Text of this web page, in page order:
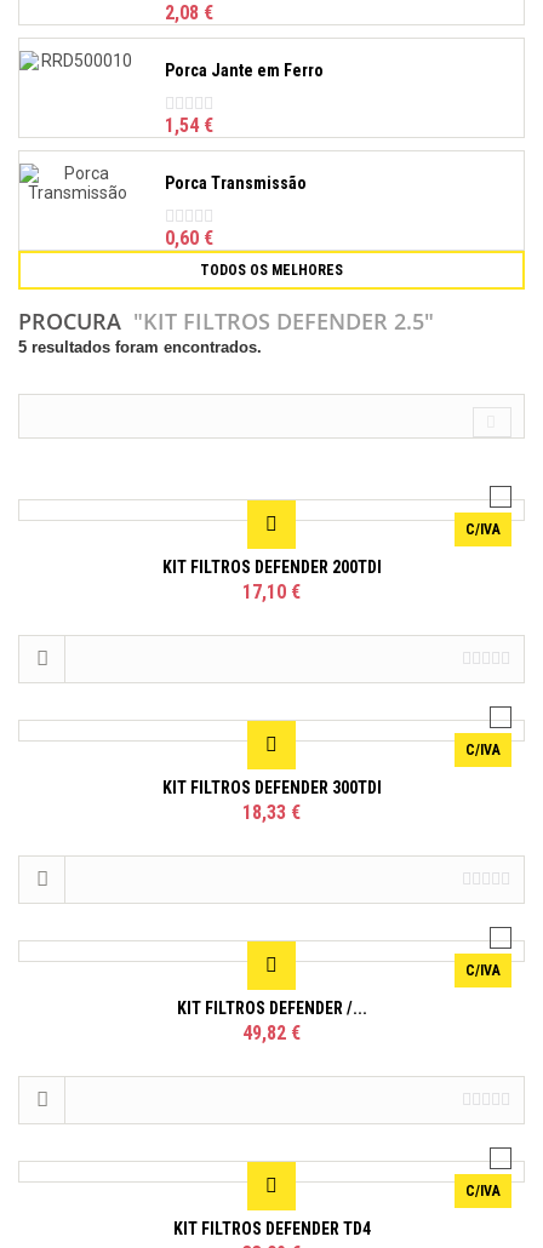
2,08 €
Porca Jante em Ferro
1,54 €
Porca Transmissão
0,60 €
TODOS OS MELHORES
PROCURA "KIT FILTROS DEFENDER 2.5"
5 resultados foram encontrados.
C/IVA
KIT FILTROS DEFENDER 200TDI
17,10 €
C/IVA
KIT FILTROS DEFENDER 300TDI
18,33 €
C/IVA
KIT FILTROS DEFENDER /...
49,82 €
C/IVA
KIT FILTROS DEFENDER TD4